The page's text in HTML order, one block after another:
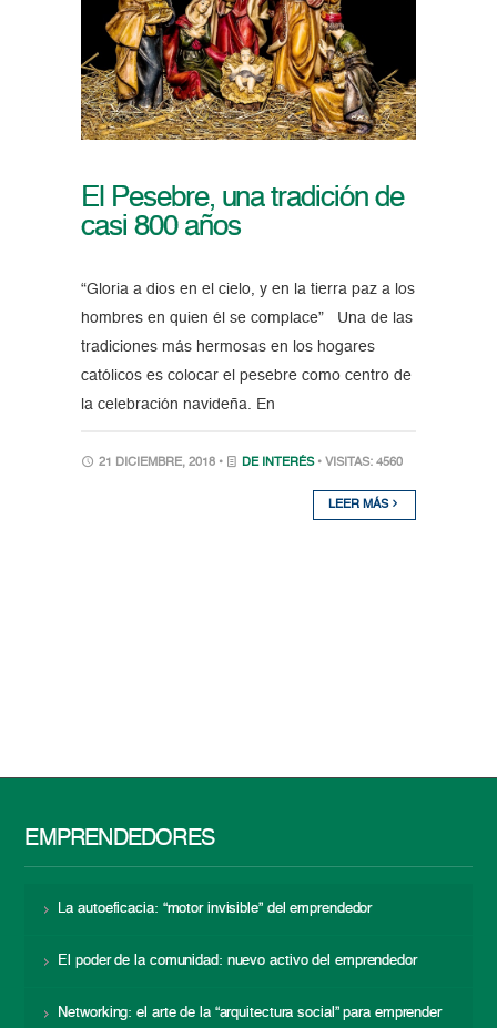
El Pesebre, una tradición de
casi 800 años
“Gloria a dios en el cielo, y en la tierra paz a los
hombres en quien él se complace” Una de las
tradiciones más hermosas en los hogares
católicos es colocar el pesebre como centro de
la celebración navideña. En
21 DICIEMBRE, 2018 • DE INTERÉS • VISITAS: 4560
LEER MÁS
EMPRENDEDORES
La autoeficacia: “motor invisible” del emprendedor
El poder de la comunidad: nuevo activo del emprendedor
Networking: el arte de la “arquitectura social” para emprender